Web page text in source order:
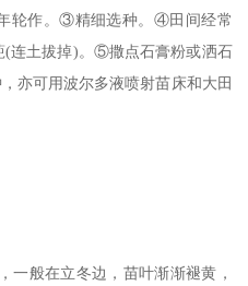
轮作。③精细选种。④田间经常
(连土拔掉)。⑤撒点石膏粉或洒石
亦可用波尔多液喷射苗床和大田
一般在立冬边，苗叶渐渐褪黄，